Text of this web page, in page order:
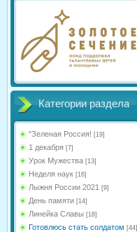
Категории раздела
"Зеленая Россия! [19]
1 декабря [7]
Урок Мужества [13]
Неделя наук [16]
Лыжня России 2021 [9]
День памяти [14]
Линейка Славы [18]
Готовлюсь стать солдатом [44]